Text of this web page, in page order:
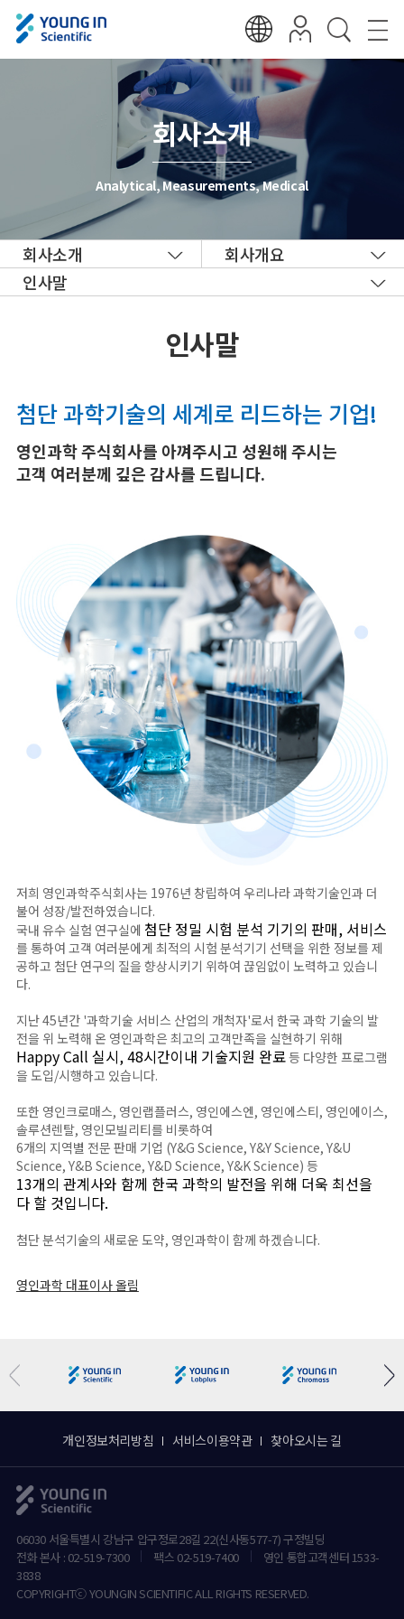
회사소개
Analytical, Measurements, Medical
회사소개
회사개요
인사말
인사말
첨단 과학기술의 세계로 리드하는 기업!
영인과학 주식회사를 아껴주시고 성원해 주시는
고객 여러분께 깊은 감사를 드립니다.
저희 영인과학주식회사는 1976년 창립하여 우리나라 과학기술인과 더
불어 성장/발전하였습니다.
국내 유수 실험 연구실에 첨단 정밀 시험 분석 기기의 판매, 서비스
를 통하여 고객 여러분에게 최적의 시험 분석기기 선택을 위한 정보를 제
공하고 첨단 연구의 질을 향상시키기 위하여 끊임없이 노력하고 있습니
다.
지난 45년간 '과학기술 서비스 산업의 개척자'로서 한국 과학 기술의 발
전을 위 노력해 온 영인과학은 최고의 고객만족을 실현하기 위해
Happy Call 실시, 48시간이내 기술지원 완료등 다양한 프로그램
을 도입/시행하고 있습니다.
또한 영인크로매스, 영인랩플러스, 영인에스엔, 영인에스티, 영인에이스,
솔루션렌탈, 영인모빌리티를 비롯하여
6개의 지역별 전문 판매 기업 (Y&G Science, Y&Y Science, Y&U
Science, Y&B Science, Y&D Science, Y&K Science) 등
13개의 관계사와 함께 한국 과학의 발전을 위해 더욱 최선을
다 할 것입니다.
첨단 분석기술의 새로운 도약, 영인과학이 함께 하겠습니다.
영인과학 대표이사 올림
개인정보처리방침 서비스이용약관 찾아오시는 길
06030 서울특별시 강남구 압구정로28길 22(신사동577-7) 구정빌딩
전화 본사 : 02-519-7300
팩스 02-519-7400
영인 통합고객센터 1533-
3838
COPYRIGHTⓒ YOUNGIN SCIENTIFIC ALL RIGHTS RESERVED.